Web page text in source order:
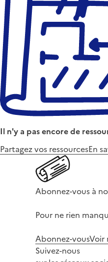
Il n'y a pas encore de
Partagez vos ressourcesEn
Abonnez-vous à
Pour ne rien
Abonnez-vousVoir
Suivez-nous